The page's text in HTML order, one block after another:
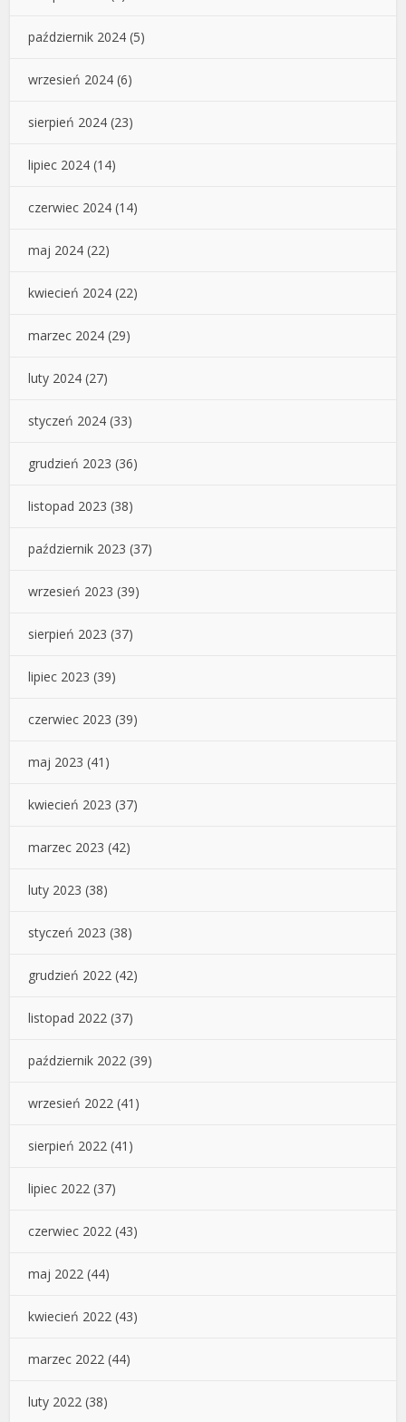
październik 2024 (5)
wrzesień 2024 (6)
sierpień 2024 (23)
lipiec 2024 (14)
czerwiec 2024 (14)
maj 2024 (22)
kwiecień 2024 (22)
marzec 2024 (29)
luty 2024 (27)
styczeń 2024 (33)
grudzień 2023 (36)
listopad 2023 (38)
październik 2023 (37)
wrzesień 2023 (39)
sierpień 2023 (37)
lipiec 2023 (39)
czerwiec 2023 (39)
maj 2023 (41)
kwiecień 2023 (37)
marzec 2023 (42)
luty 2023 (38)
styczeń 2023 (38)
grudzień 2022 (42)
listopad 2022 (37)
październik 2022 (39)
wrzesień 2022 (41)
sierpień 2022 (41)
lipiec 2022 (37)
czerwiec 2022 (43)
maj 2022 (44)
kwiecień 2022 (43)
marzec 2022 (44)
luty 2022 (38)